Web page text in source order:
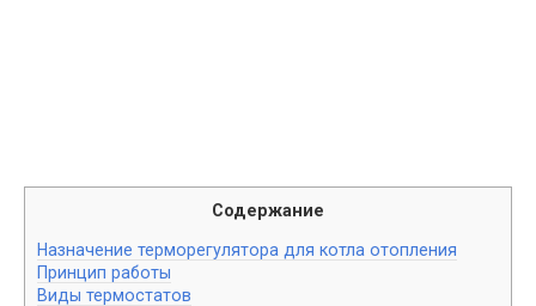
Содержание
Назначение терморегулятора для котла отопления
Принцип работы
Виды термостатов